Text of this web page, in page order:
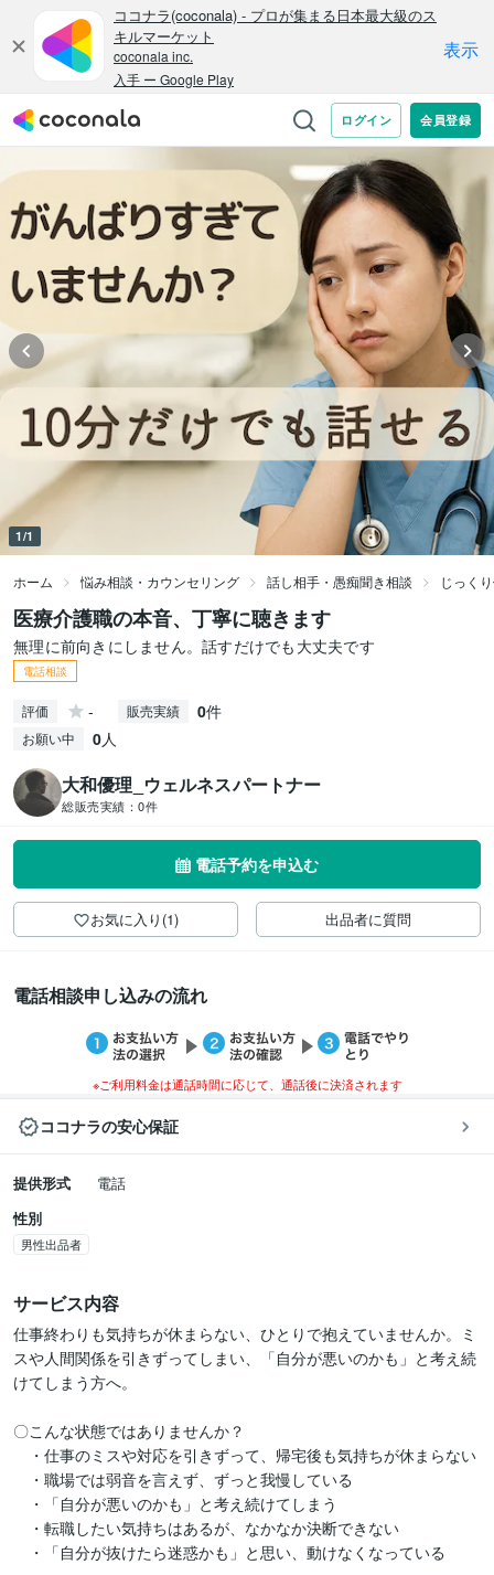
1/1
ホーム 悩み相談・カウンセリング 話し相手・愚痴聞き相談 じっく
医療介護職の本音、丁寧に聴きます
無理に前向きにしません。話すだけでも大丈夫です
電話相談
評価 - 販売実績 0件
お願い中 0人
大和優理_ウェルネスパートナー
総販売実績： 0件
電話予約を申込む
お気に入り(1) 出品者に質問
電話相談申し込みの流れ
※ご利用料金は通話時間に応じて、通話後に決済されます
ココナラの安心保証
提供形式
電話
性別
男性出品者
サービス内容
仕事終わりも気持ちが休まらない、ひとりで抱えていませんか。ミ
スや人間関係を引きずってしまい、「自分が悪いのかも」と考え続
けてしまう方へ。
〇こんな状態ではありませんか？
・仕事のミスや対応を引きずって、帰宅後も気持ちが休まらない
・職場では弱音を言えず、ずっと我慢している
・「自分が悪いのかも」と考え続けてしまう
・転職したい気持ちはあるが、なかなか決断できない
・「自分が抜けたら迷惑かも」と思い、動けなくなっている